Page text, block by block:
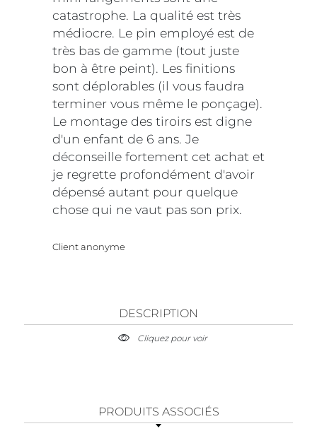
catastrophe. La qualité est très
médiocre. Le pin employé est de
très bas de gamme (tout juste
bon à être peint). Les finitions
sont déplorables (il vous faudra
terminer vous même le ponçage).
Le montage des tiroirs est digne
d'un enfant de 6 ans. Je
déconseille fortement cet achat et
je regrette profondément d'avoir
dépensé autant pour quelque
chose qui ne vaut pas son prix.
Client anonyme
DESCRIPTION
Cliquez pour voir
PRODUITS ASSOCIÉS